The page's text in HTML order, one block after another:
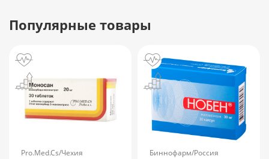
Популярные товары
Pro.Med.Cs/Чехия Биннофарм/Россия